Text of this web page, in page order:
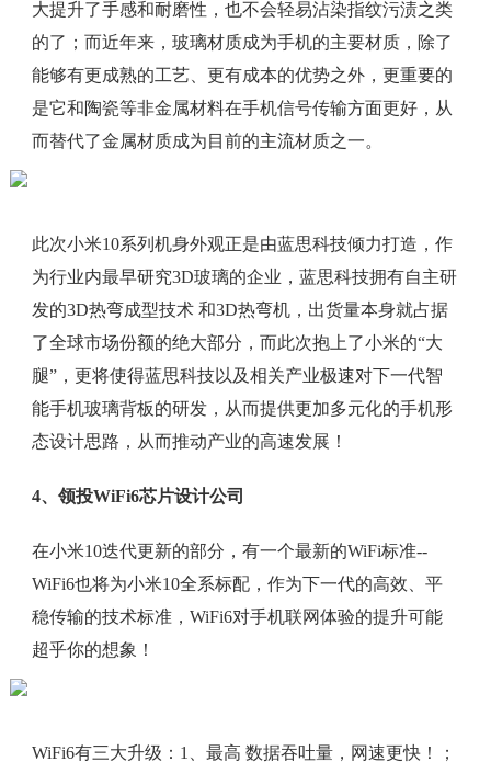
大提升了手感和耐磨性，也不会轻易沾染指纹污渍之类
的了；而近年来，玻璃材质成为手机的主要材质，除了
能够有更成熟的工艺、更有成本的优势之外，更重要的
是它和陶瓷等非金属材料在手机信号传输方面更好，从
而替代了金属材质成为目前的主流材质之一。
此次小米10系列机身外观正是由蓝思科技倾力打造，作
为行业内最早研究3D玻璃的企业，蓝思科技拥有自主研
发的3D热弯成型技术 和3D热弯机，出货量本身就占据
了全球市场份额的绝大部分，而此次抱上了小米的“大
腿”，更将使得蓝思科技以及相关产业极速对下一代智
能手机玻璃背板的研发，从而提供更加多元化的手机形
态设计思路，从而推动产业的高速发展！
4、领投WiFi6芯片设计公司
在小米10迭代更新的部分，有一个最新的WiFi标准--
WiFi6也将为小米10全系标配，作为下一代的高效、平
稳传输的技术标准，WiFi6对手机联网体验的提升可能
超乎你的想象！
WiFi6有三大升级：1、最高 数据吞吐量，网速更快！；